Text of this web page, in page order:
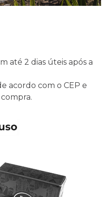
até 2 dias úteis após a
acordo com o CEP e